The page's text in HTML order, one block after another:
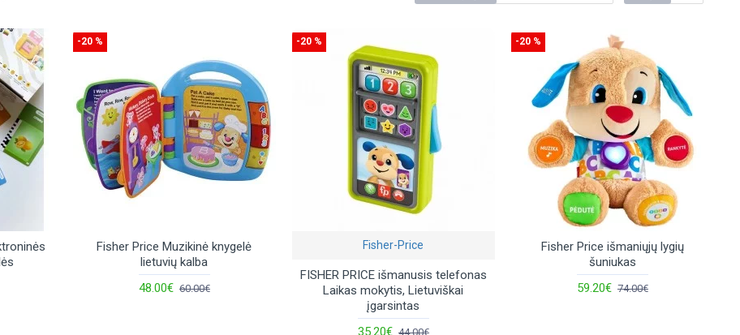
-20 %
Fisher Price Muzikinė knygelė
lietuvių kalba
48.00€ 60.00€
-20 %
Fisher-Price
FISHER PRICE išmanusis telefonas
Laikas mokytis, Lietuviškai
įgarsintas
35.20€ 44.00€
-20 %
Fisher Price išmaniųjų lygių
šuniukas
59.20€ 74.00€